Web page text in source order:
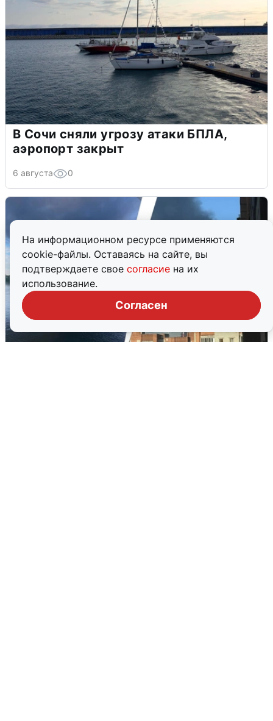
На информационном ресурсе применяются
cookie-файлы. Оставаясь на сайте, вы
подтверждаете свое согласие на их
использование.
Согласен
В Сочи сняли угрозу атаки БПЛА,
аэропорт закрыт
6 августа 0